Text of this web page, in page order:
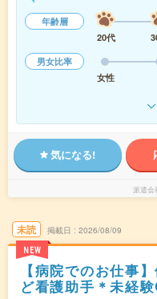
年齢層
20代
男女比率
女性
気になる!
派遣会
未読
NEW
掲載日 2026/08/09
【病院でのお仕事
ど看護助手＊未経